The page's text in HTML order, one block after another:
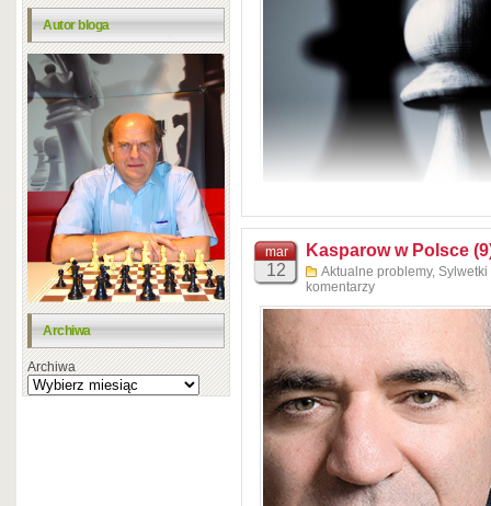
Autor bloga
Archiwa
Archiwa
Agata Kalinowska-Bouvy
Moja reakcja: Totalna
Odpowiedź autora wpisu:
wyjaśnienia dodać łatwo,
🙂http://www.uschess.org/
Proponuję, aby strona
mar
12
Kasparow w Polsce
Aktualne problemy, Sylwetki
komentarzy